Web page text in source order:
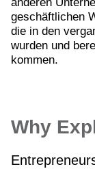
geschäftlichen
die in den
wurden und
kommen.
Why